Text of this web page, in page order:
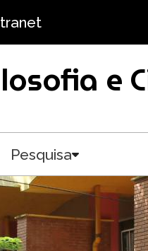
e
Pesquisa